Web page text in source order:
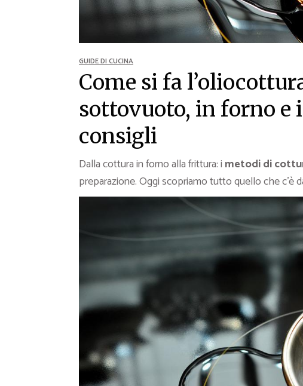
GUIDE DI CUCINA
Come si fa
sottovuoto, in forno e
consigli
Dalla cottura in forno alla frittura: i metodi di
preparazione. Oggi scopriamo tutto quello che c’è